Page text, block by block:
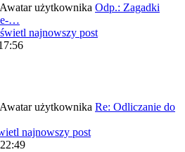
Odp.: Zagadki
…
najnowszy post
Re: Odliczanie do
najnowszy post